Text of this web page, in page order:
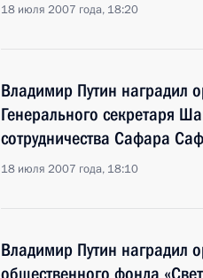
18 июля 2007 года, 18:20
Владимир Путин наградил
Генерального секретаря
сотрудничества Сафара
18 июля 2007 года, 18:10
Владимир Путин наградил
общественного фонда